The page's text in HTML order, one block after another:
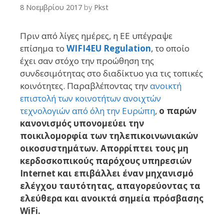
8 Νοεμβρίου 2017 by Pkst
Πριν από λίγες ημέρες, η ΕΕ υπέγραψε
επίσημα το WIFI4EU Regulation, το οποίο
έχει σαν στόχο την προώθηση της
συνδεσιμότητας στο διαδίκτυο για τις τοπικές
κοινότητες. Παραβλέποντας την ανοικτή
επιστολή των κοινοτήτων ανοιχτών
τεχνολογιών από όλη την Ευρώπη, ο παρών
κανονισμός υπονομεύει την
ποικιλομορφία των τηλεπικοινωνιακών
οικοσυστημάτων. Απορρίπτει τους μη
κερδοσκοπικούς παρόχους υπηρεσιών
Internet και επιβάλλει έναν μηχανισμό
ελέγχου ταυτότητας, απαγορεύοντας τα
ελεύθερα και ανοικτά σημεία πρόσβασης
WiFi.